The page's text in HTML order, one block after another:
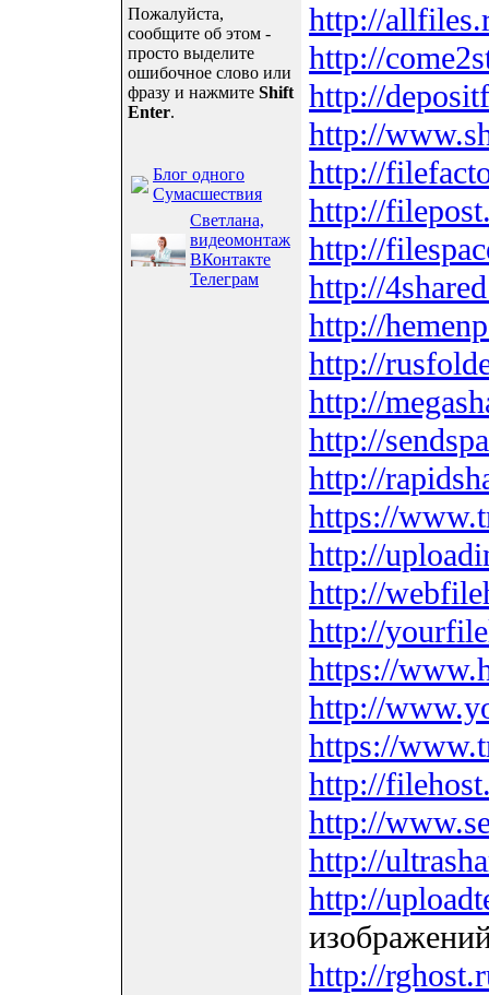
Пожалуйста,
сообщите об этом -
просто выделите
ошибочное слово или
фразу и нажмите Shift
Enter.
Блог одного
Сумасшествия
Светлана,
видеомонтаж
ВКонтакте
Телеграм
http://
http://
http://
http://
http://
http://
http://
http://
http://
http://
http://
http://
http://
https://
http://
http://
http://
https://
http://
https://
http://
http://
http://
http://
http://